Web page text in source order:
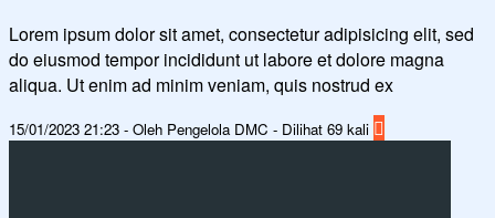
Lorem ipsum dolor sit amet, consectetur adipisicing elit, sed
do eiusmod tempor incididunt ut labore et dolore magna
aliqua. Ut enim ad minim veniam, quis nostrud ex
15/01/2023 21:23 - Oleh Pengelola DMC - Dilihat 69 kali